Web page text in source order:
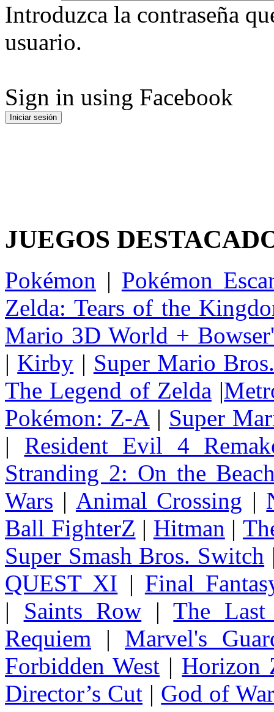
Introduzca la contraseña
usuario.
Sign in using Facebook
JUEGOS
Pokémon | Pokémon
Zelda: Tears of the
Mario 3D World +
| Kirby | Super Mario
The Legend of Zelda |
Pokémon: Z-A | Super
| Resident Evil 4
Stranding 2: On the
Wars | Animal Crossing |
Ball FighterZ | Hitman |
Super Smash Bros. Switch
QUEST XI | Final
| Saints Row |The
Requiem | Marvel's
Forbidden West | Horizon
Director’s Cut | God of